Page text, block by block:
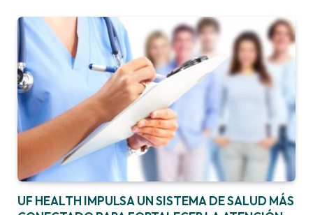
UF HEALTH IMPULSA UN SISTEMA DE SALUD MÁS